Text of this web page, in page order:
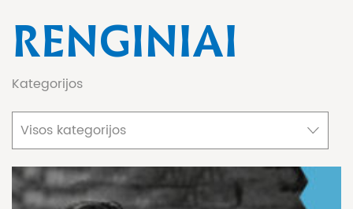
RENGINIAI
Kategorijos
Visos kategorijos